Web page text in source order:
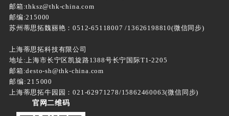
邮箱:thksz@thk-china.com
邮编:215000
苏州蒂思拓魏丽艳：0512-65118007 /13626198810(微信同步)
上海蒂思拓科技有限公司
地址:上海市长宁区凯旋路1388号长宁国际T1-2205
邮箱:desto-sh@thk-china.com
邮编:215000
上海蒂思拓牛园园：021-62971278/15862460063(微信同步)
官网二维码